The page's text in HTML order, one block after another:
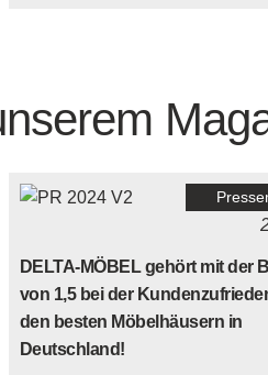
DELTA-MÖBEL gehört mit der
von 1,5 bei der
den besten Möbelhäusern in
Deutschland!